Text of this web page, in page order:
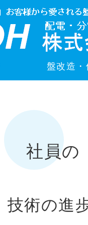
盤改造
社員の
技術の進